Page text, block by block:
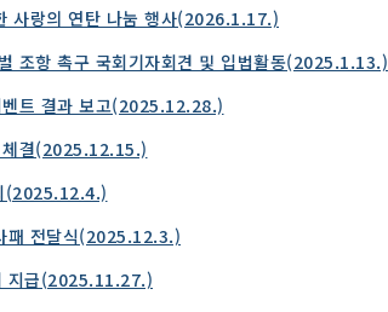
사랑의 연탄 나눔 행사(2026.1.17.)
조항 촉구 국회기자회견 및 입법활동(2025.1.13.)
트 결과 보고(2025.12.28.)
체결(2025.12.15.)
(2025.12.4.)
패 전달식(2025.12.3.)
지급(2025.11.27.)